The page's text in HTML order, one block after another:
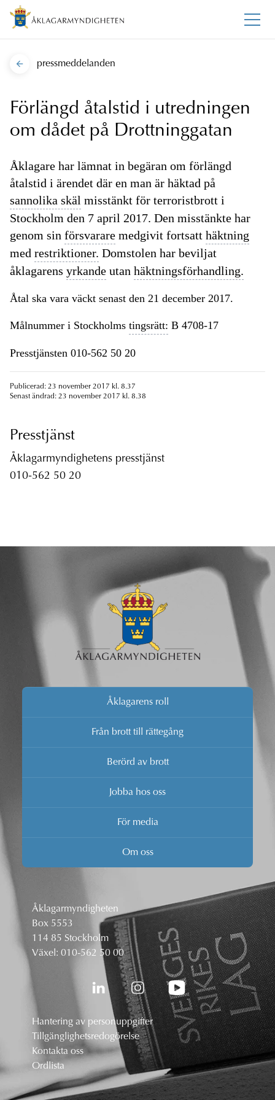
pressmeddelanden
Förlängd åtalstid i utredningen
om dådet på Drottninggatan
Åklagare har lämnat in begäran om förlängd
åtalstid i ärendet där en man är häktad på
sannolika skäl misstänkt för terroristbrott i
Stockholm den 7 april 2017. Den misstänkte har
genom sin försvarare medgivit fortsatt häktning
med restriktioner. Domstolen har beviljat
åklagarens yrkande utan häktningsförhandling.
Åtal ska vara väckt senast den 21 december 2017.
Målnummer i Stockholms tingsrätt: B 4708-17
Presstjänsten 010-562 50 20
Publicerad: 23 november 2017 kl. 8.37
Senast ändrad: 23 november 2017 kl. 8.38
Presstjänst
Åklagarmyndighetens presstjänst
010-562 50 20
Åklagarens roll
Från brott till rättegång
Berörd av brott
Jobba hos oss
För media
Om oss
Åklagarmyndigheten
Box 5553
114 85 Stockholm
Växel: 010-562 50 00
Hantering av personuppgifter
Tillgänglighetsredogörelse
Kontakta oss
Ordlista